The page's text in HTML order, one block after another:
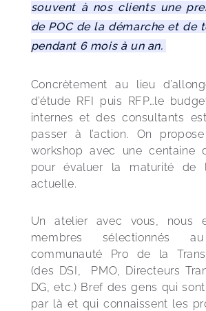
souvent à nos clients une
de POC de la démarche et de
pendant 6 mois à un an.
Concrètement au lieu
d’étude RFI puis RFP…le
internes et des consultants
passer à l’action. On
workshop avec une centaine
pour évaluer la maturité de
actuelle.
Un atelier avec vous, nous
membres sélectionnés
communauté Pro de la
(des DSI,  PMO, Directeurs
DG, etc.) Bref des gens qui
par là et qui connaissent les